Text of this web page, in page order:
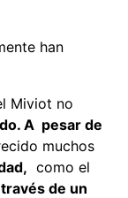
han
Miviot no
A pesar de
muchos
como el
de un